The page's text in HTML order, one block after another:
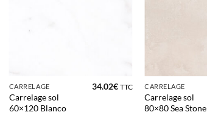
CARRELAGE
Carrelage sol
60×120 Blanco
34.02€ TTC CARRELAGE
Carrelage sol
80×80 Sea Stone